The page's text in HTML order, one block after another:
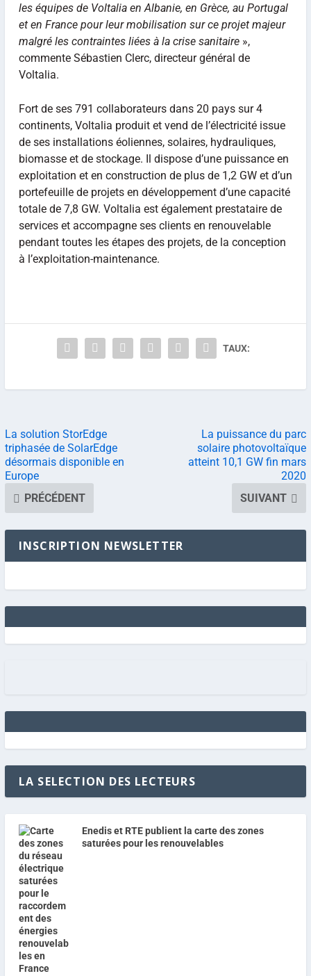
les équipes de Voltalia en Albanie, en Grèce, au Portugal
et en France pour leur mobilisation sur ce projet majeur
malgré les contraintes liées à la crise sanitaire»,
commente Sébastien Clerc, directeur général de
Voltalia.
Fort de ses 791 collaborateurs dans 20 pays sur 4
continents, Voltalia produit et vend de l’électricité issue
de ses installations éoliennes, solaires, hydrauliques,
biomasse et de stockage. Il dispose d’une puissance en
exploitation et en construction de plus de 1,2 GW et d’un
portefeuille de projets en développement d’une capacité
totale de 7,8 GW. Voltalia est également prestataire de
services et accompagne ses clients en renouvelable
pendant toutes les étapes des projets, de la conception
à l’exploitation-maintenance.
TAUX:
La solution StorEdge
triphasée de SolarEdge
désormais disponible en
Europe
PRÉCÉDENT
La puissance du parc
solaire photovoltaïque
atteint 10,1 GW fin mars
2020
SUIVANT
INSCRIPTION NEWSLETTER
LA SELECTION DES LECTEURS
Enedis et RTE publient la carte des zones
saturées pour les renouvelables